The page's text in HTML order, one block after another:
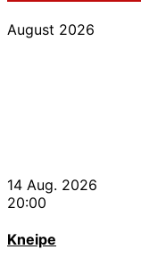
August 2026
14 Aug. 2026
20:00
Kneipe